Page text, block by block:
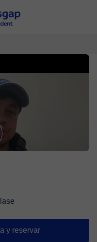
y reservar